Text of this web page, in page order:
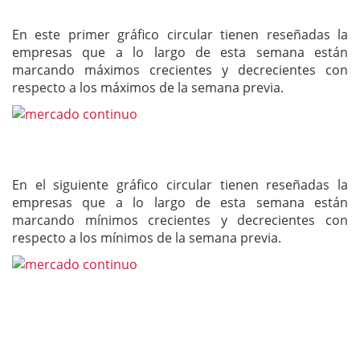
En este primer gráfico circular tienen reseñadas la
empresas que a lo largo de esta semana están
marcando máximos crecientes y decrecientes con
respecto a los máximos de la semana previa.
En el siguiente gráfico circular tienen reseñadas la
empresas que a lo largo de esta semana están
marcando mínimos crecientes y decrecientes con
respecto a los mínimos de la semana previa.